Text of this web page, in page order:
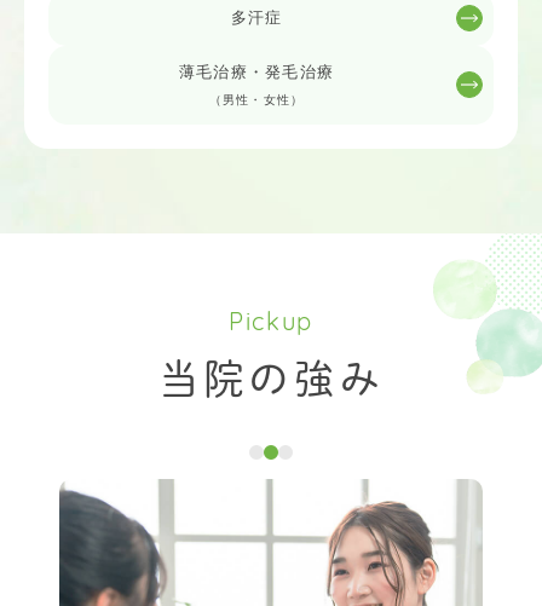
多汗症
薄毛治療・発毛治療
（男性・女性）
Pickup
当院の強み